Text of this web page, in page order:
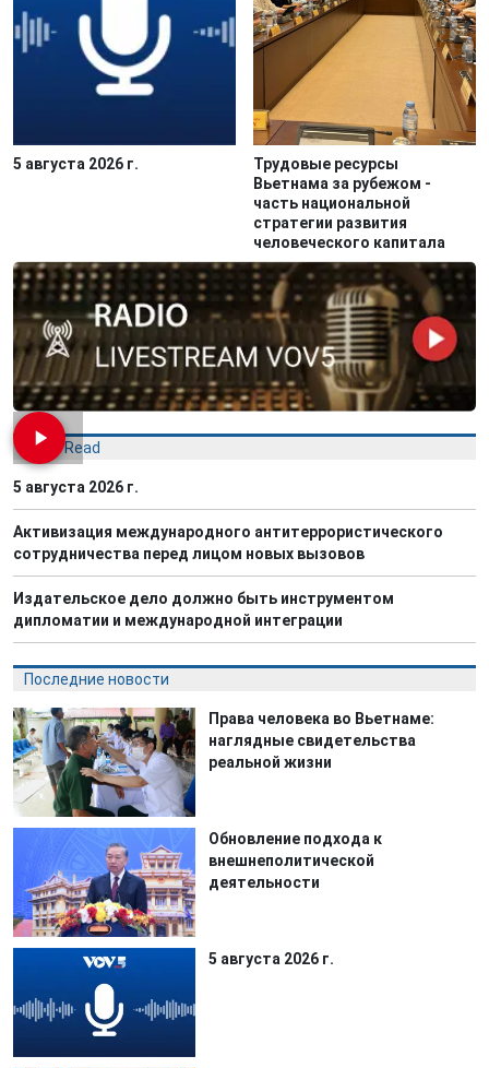
5 августа 2026 г.
Трудовые ресурсы
Вьетнама за рубежом -
часть национальной
стратегии развития
человеческого капитала
Most Read
5 августа 2026 г.
Активизация международного антитеррористического
сотрудничества перед лицом новых вызовов
Издательское дело должно быть инструментом
дипломатии и международной интеграции
Последние новости
Права человека во Вьетнаме:
наглядные свидетельства
реальной жизни
Обновление подхода к
внешнеполитической
деятельности
5 августа 2026 г.